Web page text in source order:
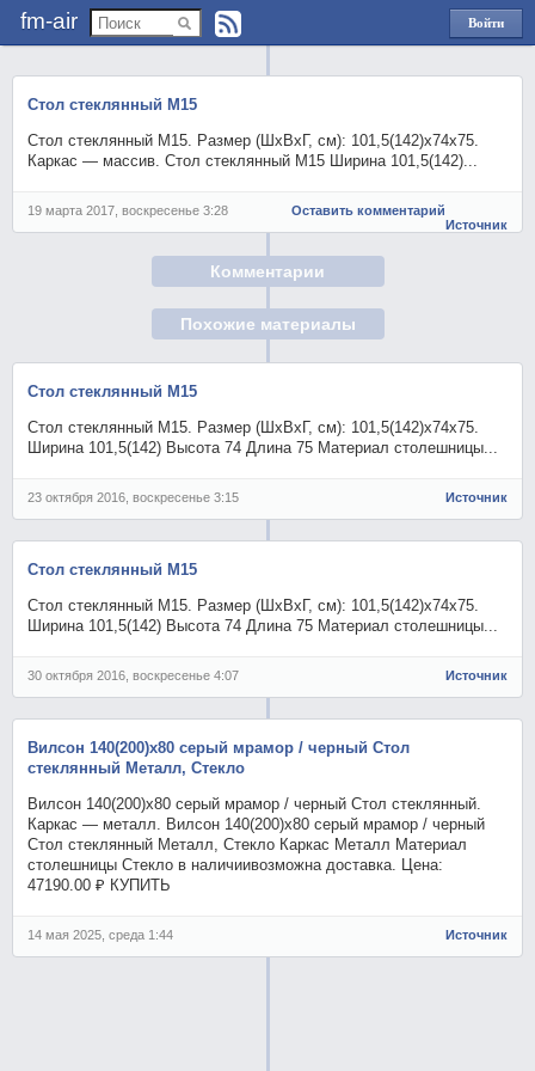
fm-air
Войти
через
Стол стеклянный М15
Стол стеклянный М15. Размер (ШхВхГ, см): 101,5(142)х74х75.
Каркас — массив. Стол стеклянный М15 Ширина 101,5(142)...
19 марта 2017, воскресенье 3:28
Оставить комментарий
Источник
Комментарии
Похожие материалы
Стол стеклянный М15
Стол стеклянный М15. Размер (ШхВхГ, см): 101,5(142)х74х75.
Ширина 101,5(142) Высота 74 Длина 75 Материал столешницы...
23 октября 2016, воскресенье 3:15 Источник
Стол стеклянный М15
Стол стеклянный М15. Размер (ШхВхГ, см): 101,5(142)х74х75.
Ширина 101,5(142) Высота 74 Длина 75 Материал столешницы...
30 октября 2016, воскресенье 4:07 Источник
Вилсон 140(200)х80 серый мрамор / черный Стол
стеклянный Металл, Стекло
Вилсон 140(200)х80 серый мрамор / черный Стол стеклянный.
Каркас — металл. Вилсон 140(200)х80 серый мрамор / черный
Стол стеклянный Металл, Стекло Каркас Металл Материал
столешницы Стекло в наличиивозможна доставка. Цена:
47190.00 ₽ КУПИТЬ
14 мая 2025, среда 1:44 Источник